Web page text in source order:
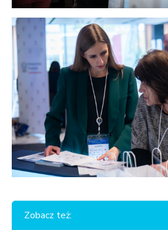
Zobacz też: